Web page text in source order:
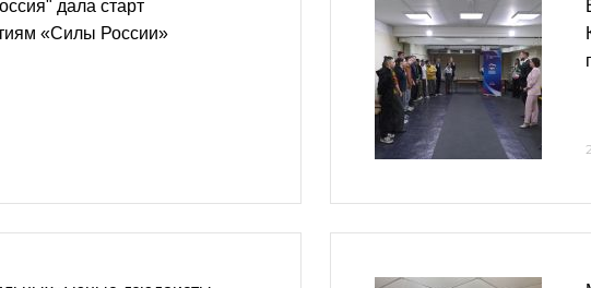
дала старт
«Силы России»